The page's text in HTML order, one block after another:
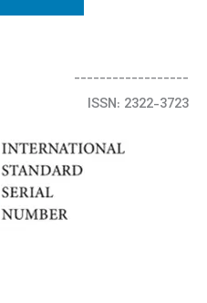
------------------
ISSN: 2322-3723